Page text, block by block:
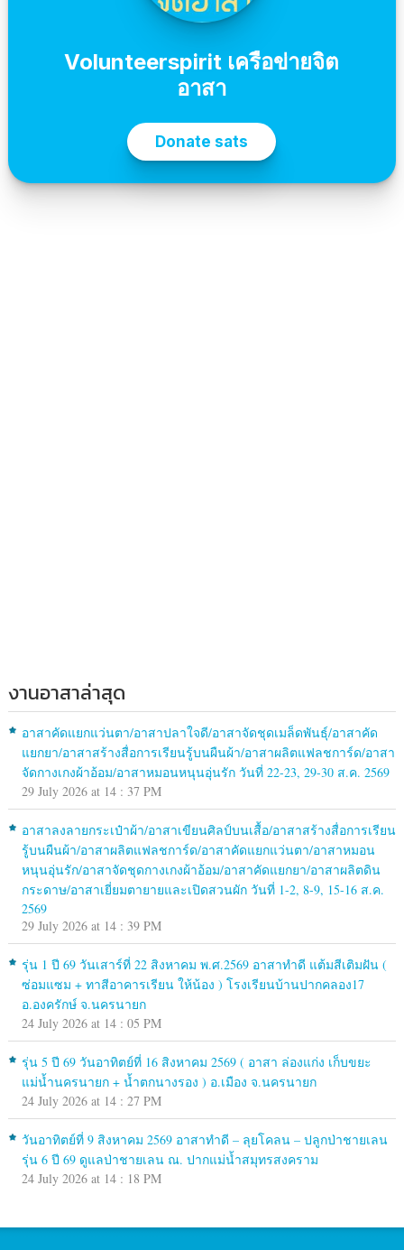
งานอาสาล่าสุด
อาสาคัดแยกแว่นตา/อาสาปลาใจดี/อาสาจัดชุดเมล็ดพันธุ์/อาสาคัด
แยกยา/อาสาสร้างสื่อการเรียนรู้บนผืนผ้า/อาสาผลิตแฟลชการ์ด/อาสา
จัดกางเกงผ้าอ้อม/อาสาหมอนหนุนอุ่นรัก วันที่ 22-23, 29-30 ส.ค. 2569
29 July 2026 at 14 : 37 PM
อาสาลงลายกระเป๋าผ้า/อาสาเขียนศิลป์บนเสื้อ/อาสาสร้างสื่อการเรียน
รู้บนผืนผ้า/อาสาผลิตแฟลชการ์ด/อาสาคัดแยกแว่นตา/อาสาหมอน
หนุนอุ่นรัก/อาสาจัดชุดกางเกงผ้าอ้อม/อาสาคัดแยกยา/อาสาผลิตดิน
กระดาษ/อาสาเยี่ยมตายายและเปิดสวนผัก วันที่ 1-2, 8-9, 15-16 ส.ค.
2569
29 July 2026 at 14 : 39 PM
รุ่น 1 ปี 69 วันเสาร์ที่ 22 สิงหาคม พ.ศ.2569 อาสาทำดี แต้มสีเติมฝัน (
ซ่อมแซม + ทาสีอาคารเรียน ให้น้อง ) โรงเรียนบ้านปากคลอง17
อ.องครักษ์ จ.นครนายก
24 July 2026 at 14 : 05 PM
รุ่น 5 ปี 69 วันอาทิตย์ที่ 16 สิงหาคม 2569 ( อาสา ล่องแก่ง เก็บขยะ
แม่น้ำนครนายก + น้ำตกนางรอง ) อ.เมือง จ.นครนายก
24 July 2026 at 14 : 27 PM
วันอาทิตย์ที่ 9 สิงหาคม 2569 อาสาทำดี – ลุยโคลน – ปลูกป่าชายเลน
รุ่น 6 ปี 69 ดูแลป่าชายเลน ณ. ปากแม่น้ำสมุทรสงคราม
24 July 2026 at 14 : 18 PM